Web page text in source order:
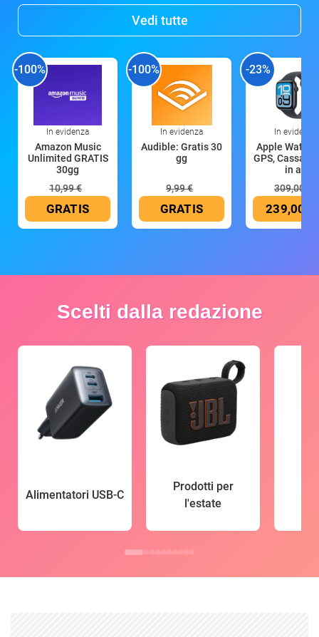
Vedi tutte
-100%
In evidenza
Amazon Music
Unlimited GRATIS
30gg
10,99 €
GRATIS
-100%
In evidenza
Audible: Gratis 30
gg
9,99 €
GRATIS
-23%
In evidenza
Apple Watch
GPS, Cassa
in all
309,00 €
239,00 €
Scelti dalla redazione
Alimentatori USB-C
Prodotti per
l'estate